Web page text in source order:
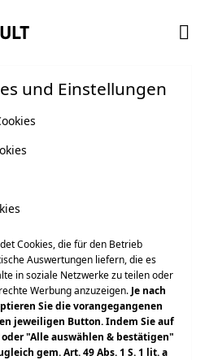

und Einstellungen
Cookies, die für den Betrieb
Auswertungen liefern, die es
in soziale Netzwerke zu teilen oder
Werbung anzuzeigen. Je nach
Sie die vorangegangenen
jeweiligen Button. Indem Sie auf
"Alle auswählen & bestätigen"
gem. Art. 49 Abs. 1 S. 1 lit. a